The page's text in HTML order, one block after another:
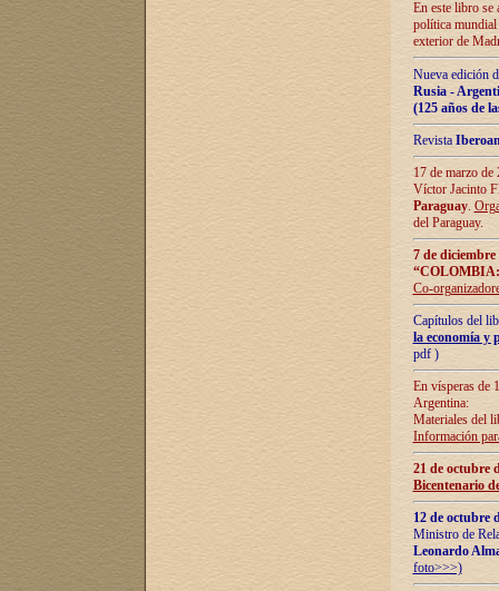
En este libro se
política mundial
exterior de
Nueva edición
Rusia -
(125 años de
Revista
17 de marzo
Víctor Jacinto
Paraguay.
del Paraguay.
7 de
Co-
Capítulos del
la economía y
pdf )
En vísperas de
Argentina:
Materiales del
Información
21 de octubre
Bicentenario
12 de octubre
Ministro de
Leonardo
foto>>>)